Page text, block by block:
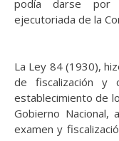
podía darse por
ejecutoriada de la
La Ley 84 (1930),
de fiscalización y
establecimiento de
Gobierno Nacional,
examen y